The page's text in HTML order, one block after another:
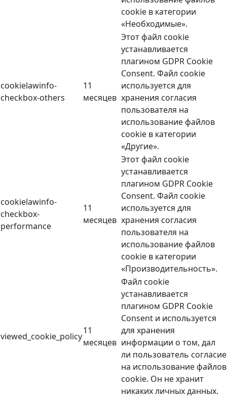
cookie в категории
«Необходимые».
cookielawinfo-
checkbox-others
11
месяцев
Этот файл cookie
устанавливается
плагином GDPR Cookie
Consent. Файл cookie
используется для
хранения согласия
пользователя на
использование файлов
cookie в категории
«Другие».
cookielawinfo-
checkbox-
performance
11
месяцев
Этот файл cookie
устанавливается
плагином GDPR Cookie
Consent. Файл cookie
используется для
хранения согласия
пользователя на
использование файлов
cookie в категории
«Производительность».
viewed_cookie_policy
11
месяцев
Файл cookie
устанавливается
плагином GDPR Cookie
Consent и используется
для хранения
информации о том, дал
ли пользователь согласие
на использование файлов
cookie. Он не хранит
никаких личных данных.